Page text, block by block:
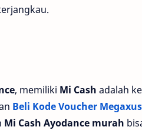
, memiliki Mi Cash adalah
Beli Kode Voucher
Mi Cash Ayodance murah